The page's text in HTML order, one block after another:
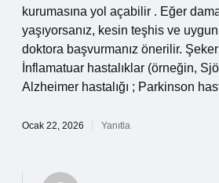
kurumasına yol açabilir . Eğer
yaşıyorsanız, kesin teşhis ve
doktora başvurmanız önerilir. Şeker
İnflamatuar hastalıklar (örneğin,
Alzheimer hastalığı ; Parkinson
Ocak 22, 2026 Yanıtla